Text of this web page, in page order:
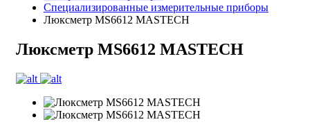
Специализированные измерительные приборы
Люксметр MS6612 MASTECH
Люксметр MS6612 MASTECH